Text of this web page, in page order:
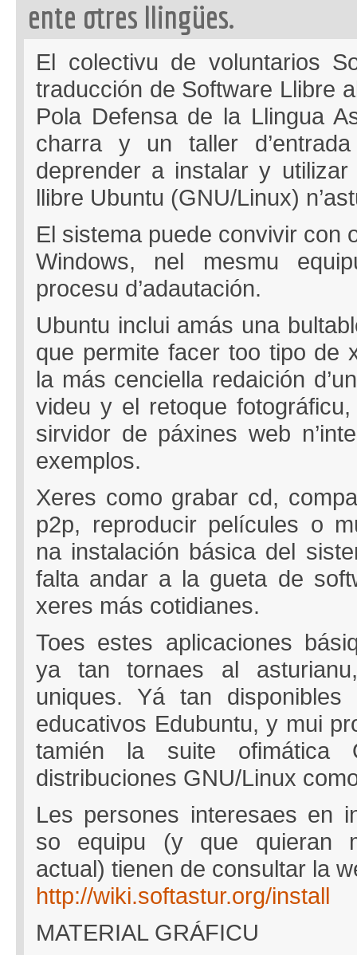
ente otres llingües.
El colectivu de voluntarios
traducción de Software Llibre
Pola Defensa de la Llingua
charra y un taller
deprender a instalar y
llibre Ubuntu (GNU/Linux)
El sistema puede convivir con
Windows, nel mesmu
procesu d’adautación.
Ubuntu inclui amás una
que permite facer too tipo de
la más cenciella redaición
videu y el retoque
sirvidor de páxines web
exemplos.
Xeres como grabar cd,
p2p, reproducir películes o
na instalación básica del
falta andar a la gueta de
xeres más cotidianes.
Toes estes aplicaciones
ya tan tornaes al
uniques. Yá tan
educativos Edubuntu, y mui
tamién la suite ofimática
distribuciones GNU/Linux
Les persones interesaes en
so equipu (y que quieran
actual) tienen de consultar la
http://wiki.softastur.org/install
MATERIAL GRÁFICU